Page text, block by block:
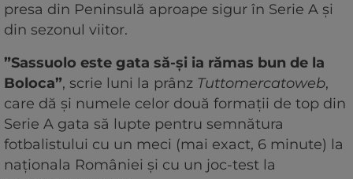
presa din Peninsulă aproape sigur în Serie A și
din sezonul viitor.
”Sassuolo este gata să-și ia rămas bun de la
Boloca”, scrie luni la prânz Tuttomercatoweb,
care dă și numele celor două formații de top din
Serie A gata să lupte pentru semnătura
fotbalistului cu un meci (mai exact, 6 minute) la
naționala României și cu un joc-test la